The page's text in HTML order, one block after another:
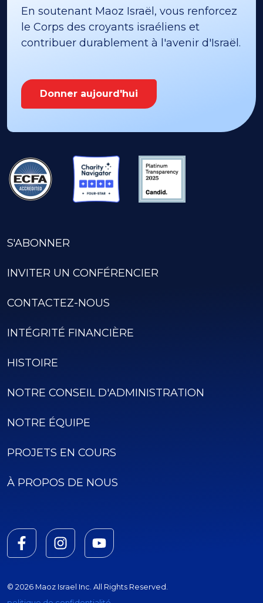
En soutenant Maoz Israël, vous renforcez
le Corps des croyants israéliens et
contribuer durablement à l'avenir d'Israël.
Donner aujourd'hui
S'ABONNER
INVITER UN CONFÉRENCIER
CONTACTEZ-NOUS
INTÉGRITÉ FINANCIÈRE
HISTOIRE
NOTRE CONSEIL D'ADMINISTRATION
NOTRE ÉQUIPE
PROJETS EN COURS
À PROPOS DE NOUS
© 2026 Maoz Israel Inc. All Rights Reserved.